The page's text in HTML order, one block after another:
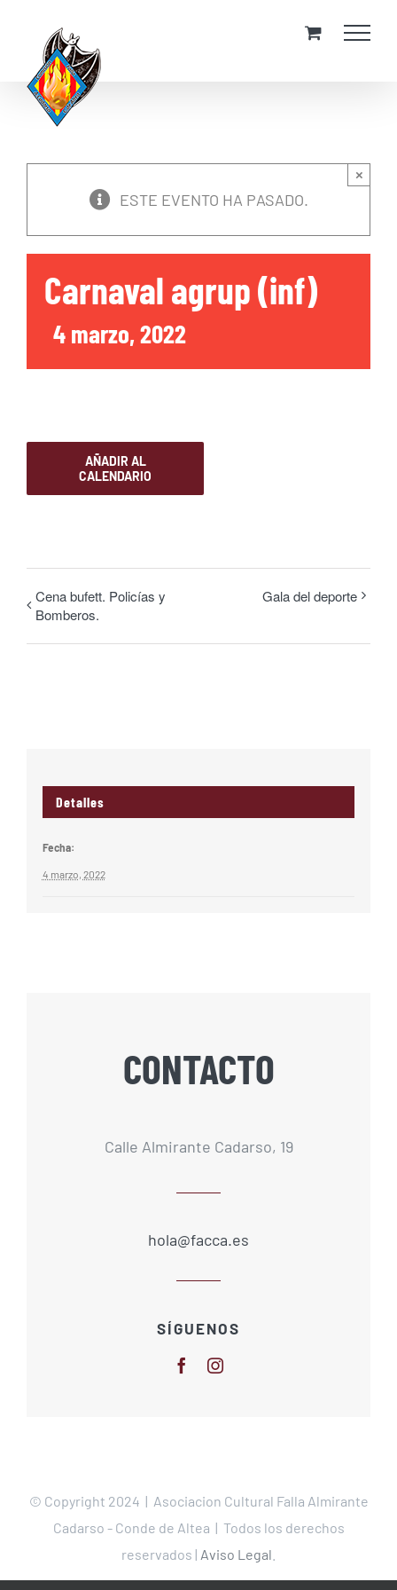
content
ESTE EVENTO HA PASADO.
×
Carnaval agrup (inf)
4 marzo, 2022
AÑADIR AL
CALENDARIO
Cena bufett. Policías y
Bomberos.
Gala del deporte
Detalles
Fecha:
4 marzo, 2022
CONTACTO
Calle Almirante Cadarso, 19
hola@facca.es
SÍGUENOS
© Copyright 2024 | Asociacion Cultural Falla Almirante
Cadarso - Conde de Altea | Todos los derechos
reservados | Aviso Legal